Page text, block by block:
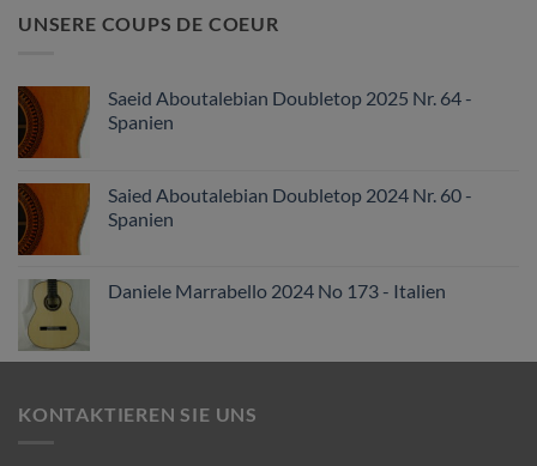
UNSERE COUPS DE COEUR
Saeid Aboutalebian Doubletop 2025 Nr. 64 -
Spanien
Saied Aboutalebian Doubletop 2024 Nr. 60 -
Spanien
Daniele Marrabello 2024 No 173 - Italien
KONTAKTIEREN SIE UNS